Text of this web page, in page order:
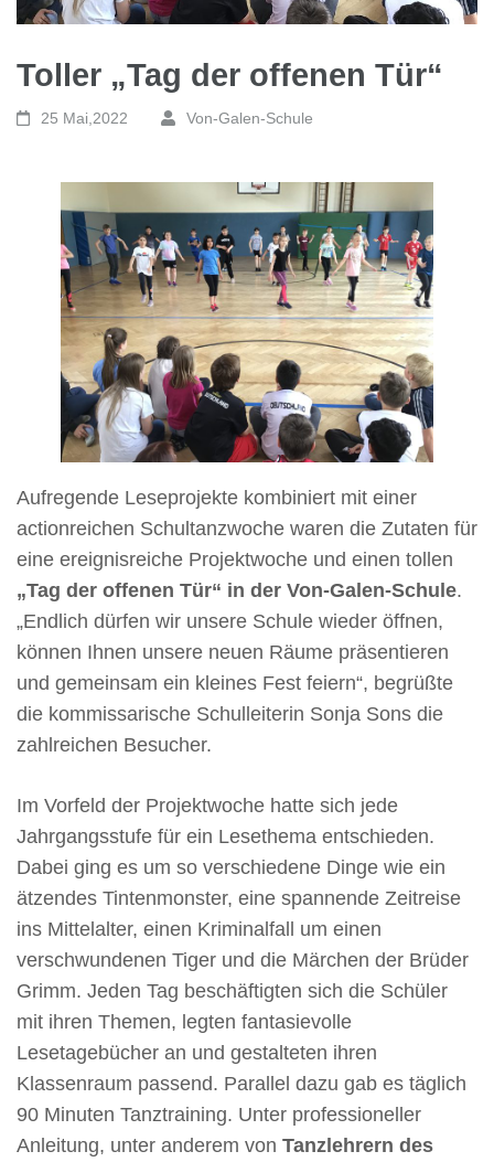
Toller „Tag der offenen Tür“
25 Mai,2022 Von-Galen-Schule
Aufregende Leseprojekte kombiniert mit einer
actionreichen Schultanzwoche waren die Zutaten für
eine ereignisreiche Projektwoche und einen tollen
„Tag der offenen Tür“ in der Von-Galen-Schule.
„Endlich dürfen wir unsere Schule wieder öffnen,
können Ihnen unsere neuen Räume präsentieren
und gemeinsam ein kleines Fest feiern“, begrüßte
die kommissarische Schulleiterin Sonja Sons die
zahlreichen Besucher.
Im Vorfeld der Projektwoche hatte sich jede
Jahrgangsstufe für ein Lesethema entschieden.
Dabei ging es um so verschiedene Dinge wie ein
ätzendes Tintenmonster, eine spannende Zeitreise
ins Mittelalter, einen Kriminalfall um einen
verschwundenen Tiger und die Märchen der Brüder
Grimm. Jeden Tag beschäftigten sich die Schüler
mit ihren Themen, legten fantasievolle
Lesetagebücher an und gestalteten ihren
Klassenraum passend. Parallel dazu gab es täglich
90 Minuten Tanztraining. Unter professioneller
Anleitung, unter anderem von Tanzlehrern des